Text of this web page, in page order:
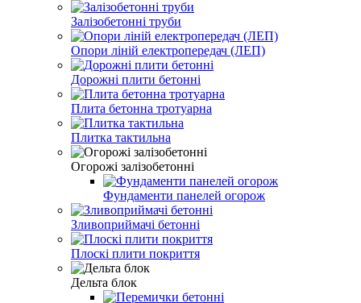
Залізобетонні труби
Опори ліній електропередач (ЛЕП)
Дорожні плити бетонні
Плита бетонна тротуарна
Плитка тактильна
Огорожі залізобетонні
Фундаменти панелей огорож
Зливоприймачі бетонні
Плоскі плити покриття
Дельта блок